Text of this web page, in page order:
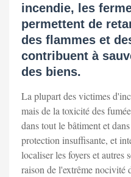
incendie, les
permettent de
des flammes et
contribuent à
des biens.
La plupart des victimes
mais de la toxicité des
dans tout le bâtiment et
protection insuffisante, et
localiser les foyers et autres
raison de l'extrême nocivité